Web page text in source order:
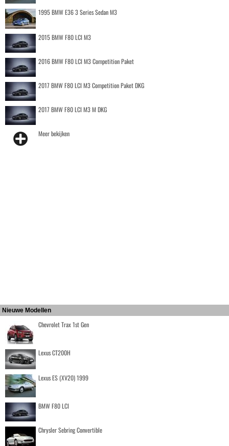
1995 BMW E36 3 Series Sedan M3
2015 BMW F80 LCI M3
2016 BMW F80 LCI M3 Competition Paket
2017 BMW F80 LCI M3 Competition Paket DKG
2017 BMW F80 LCI M3 M DKG
Meer bekijken
Nieuwe Modellen
Chevrolet Trax 1st Gen
Lexus CT200H
Lexus ES (XV20) 1999
BMW F80 LCI
Chrysler Sebring Convertible